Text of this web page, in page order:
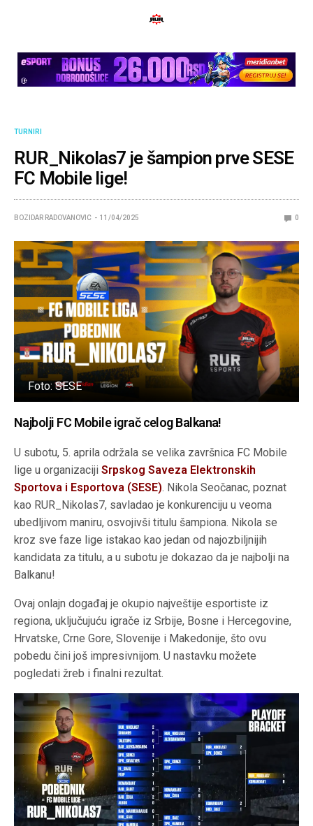
TURNIRI
RUR_Nikolas7 je šampion prve SESE
FC Mobile lige!
BOZIDAR RADOVANOVIC 11/04/2025 0
Foto: SESE
Najbolji FC Mobile igrač celog Balkana!
U subotu, 5. aprila održala se velika završnica FC Mobile
lige u organizacijiSrpskog Saveza Elektronskih
Sportova i Esportova (SESE). Nikola Seočanac, poznat
kao RUR_Nikolas7, savladao je konkurenciju u veoma
ubedljivom maniru, osvojivši titulu šampiona. Nikola se
kroz sve faze lige istakao kao jedan od najozbiljnijih
kandidata za titulu, a u subotu je dokazao da je najbolji na
Balkanu!
Ovaj onlajn događaj je okupio najveštije esportiste iz
regiona, uključujuću igrače iz Srbije, Bosne i Hercegovine,
Hrvatske, Crne Gore, Slovenije i Makedonije, što ovu
pobedu čini još impresivnijom. U nastavku možete
pogledati žreb i finalni rezultat.